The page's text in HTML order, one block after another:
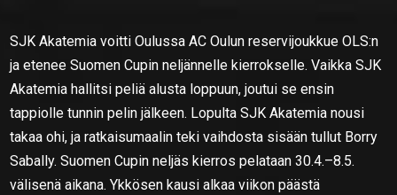
SJK Akatemia voitti Oulussa AC Oulun reservijoukkue OLS:n
ja etenee Suomen Cupin neljännelle kierrokselle. Vaikka SJK
Akatemia hallitsi peliä alusta loppuun, joutui se ensin
tappiolle tunnin pelin jälkeen. Lopulta SJK Akatemia nousi
takaa ohi, ja ratkaisumaalin teki vaihdosta sisään tullut Borry
Sabally. Suomen Cupin neljäs kierros pelataan 30.4.–8.5.
välisenä aikana. Ykkösen kausi alkaa viikon päästä